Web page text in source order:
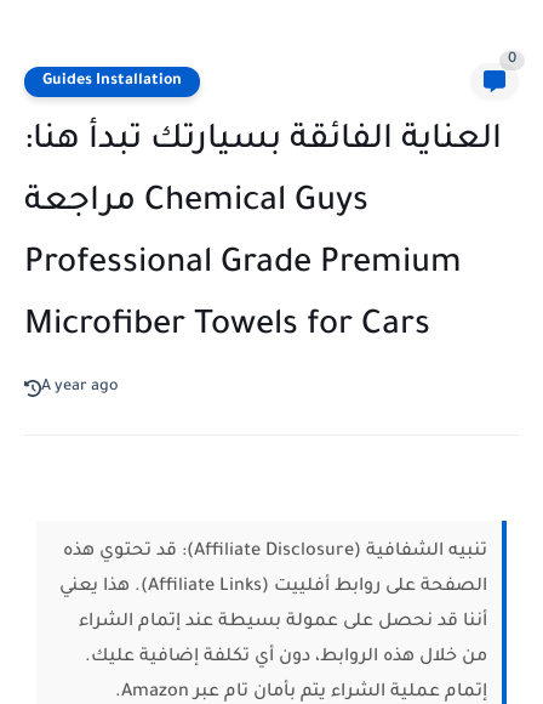
Guides Installation
0
العناية الفائقة بسيارتك تبدأ هنا:
مراجعة Chemical Guys
Professional Grade Premium
Microfiber Towels for Cars
A year ago
تنبيه الشفافية (Affiliate Disclosure):
قد تحتوي هذه
الصفحة على روابط أفلييت (Affiliate Links). هذا يعني
أننا قد نحصل على عمولة بسيطة عند إتمام الشراء
من خلال هذه الروابط، دون أي تكلفة إضافية عليك.
إتمام عملية الشراء يتم بأمان تام عبر Amazon.